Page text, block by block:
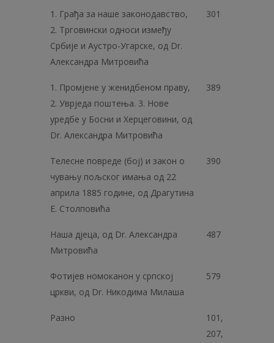
1. Грађа за наше законодавство,
2. Трговински односи између
Србије и Аустро-Угарске, од Dr.
Александра Митровића
301
1. Промјене у женидбеном праву,
2. Уврједа поштења. 3. Нове
уредбе у Босни и Херцеговини, од
Dr. Александра Митровића
389
Телесне повреде (бој) и закон о
чувању пољског имања од 22
априла 1885 године, од Драгутина
Е. Столповића
390
Наша дјеца, од Dr. Александра
Митровића
487
Фотијев номоканон у српској
цркви, од Dr. Никодима Милаша
579
Разно
101,
207,